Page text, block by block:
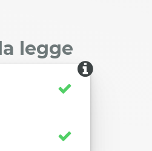
legge